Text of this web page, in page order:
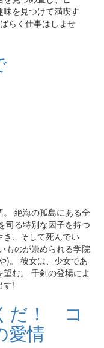
を見つけて満喫す
らく仕事はしませ
絶海の孤島にある全
司る特別な因子を持つ
、そして死んでい
ものが崇められる学院
)。 彼女は、少女であ
む。 千剣の登場によ
す!
だ！ コ
愛情